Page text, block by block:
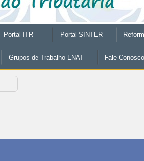
Portal ITR Portal SINTER
Grupos de Trabalho ENAT Fale Conosco